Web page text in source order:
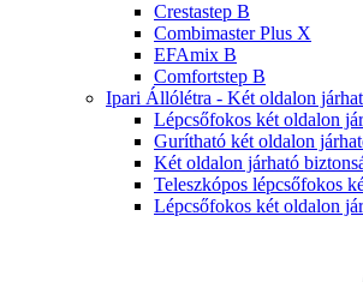
Crestastep B
Combimaster Plus X
EFAmix B
Comfortstep B
Ipari Állólétra - Két oldalon
Lépcsőfokos két oldalon
Gurítható két oldalon
Két oldalon járható
Teleszkópos lépcsőfokos
Lépcsőfokos két oldalon